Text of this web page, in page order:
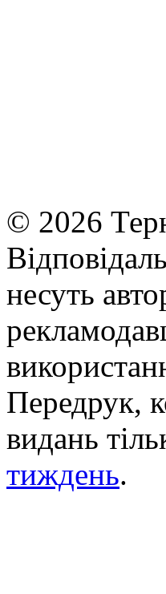
© 2026
несуть
Передрук,
видань
тиждень.